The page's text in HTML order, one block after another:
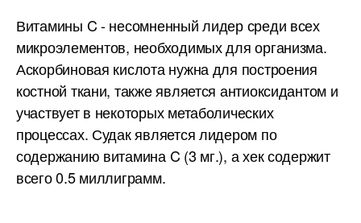
Витамины C - несомненный лидер среди всех
микроэлементов, необходимых для организма.
Аскорбиновая кислота нужна для построения
костной ткани, также является антиоксидантом и
участвует в некоторых метаболических
процессах. Судак является лидером по
содержанию витамина C (3 мг.), а хек содержит
всего 0.5 миллиграмм.